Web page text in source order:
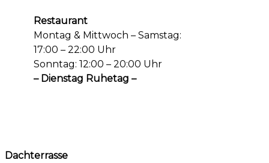
Restaurant
Montag & Mittwoch – Samstag:
17:00 – 22:00 Uhr
Sonntag: 12:00 – 20:00 Uhr
– Dienstag Ruhetag –
Dachterrasse